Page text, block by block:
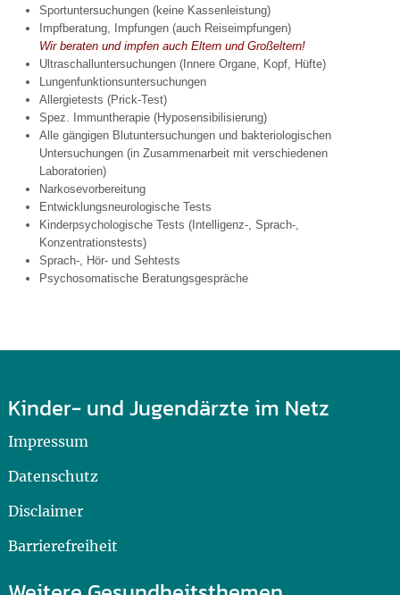
Sportuntersuchungen (keine Kassenleistung)
Impfberatung, Impfungen (auch Reiseimpfungen)
Wir beraten und impfen auch Eltern und Großeltern!
Ultraschalluntersuchungen (Innere Organe, Kopf, Hüfte)
Lungenfunktionsuntersuchungen
Allergietests (Prick-Test)
Spez. Immuntherapie (Hyposensibilisierung)
Alle gängigen Blutuntersuchungen und bakteriologischen
Untersuchungen (in Zusammenarbeit mit verschiedenen
Laboratorien)
Narkosevorbereitung
Entwicklungsneurologische Tests
Kinderpsychologische Tests (Intelligenz-, Sprach-,
Konzentrationstests)
Sprach-, Hör- und Sehtests
Psychosomatische Beratungsgespräche
Kinder- und Jugendärzte im Netz
Impressum
Datenschutz
Disclaimer
Barrierefreiheit